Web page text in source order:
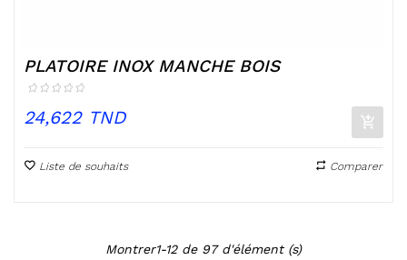
PLATOIRE INOX MANCHE BOIS
Prix
24,622 TND
Liste de souhaits Comparer
Montrer1-12 de 97 d'élément (s)